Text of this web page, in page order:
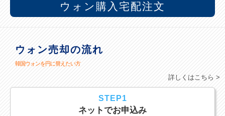
ウォン購入宅配注文
ウォン売却の流れ
韓国ウォンを円に替えたい方
詳しくはこちら >
STEP1
ネットでお申込み